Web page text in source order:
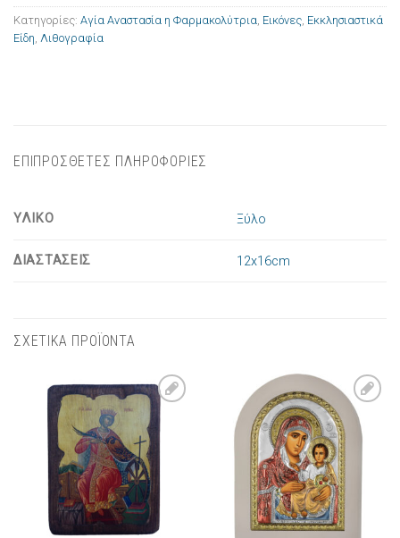
Κατηγορίες: Αγία Αναστασία η Φαρμακολύτρια Εικόνες Εκκλησιαστικά
Είδη Λιθογραφία
ΕΠΙΠΡΟΣΘΕΤΕΣ ΠΛΗΡΟΦΟΡΙΕΣ
ΥΛΙΚΟ Ξύλο
ΔΙΑΣΤΑΣΕΙΣ 12x16cm
ΣΧΕΤΙΚΑ ΠΡΟΪΟΝΤΑ
Πρόσθήκη
στην λίστα
επιθυμιών
Πρόσθήκη
στην λίστα
επιθυμιών